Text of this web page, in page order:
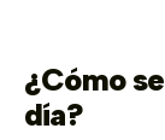
¿Cómo
día?